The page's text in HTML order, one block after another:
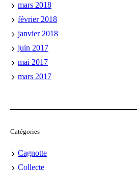
mars 2018
février 2018
janvier 2018
juin 2017
mai 2017
mars 2017
Catégories
Cagnotte
Collecte